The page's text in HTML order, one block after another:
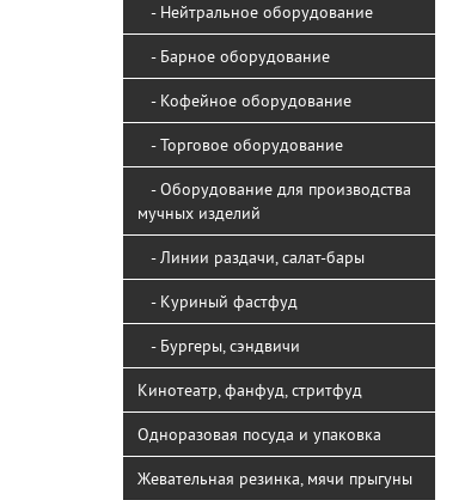
- Нейтральное оборудование
- Барное оборудование
- Кофейное оборудование
- Торговое оборудование
- Оборудование для производства
мучных изделий
- Линии раздачи, салат-бары
- Куриный фастфуд
- Бургеры, сэндвичи
Кинотеатр, фанфуд, стритфуд
Одноразовая посуда и упаковка
Жевательная резинка, мячи прыгуны